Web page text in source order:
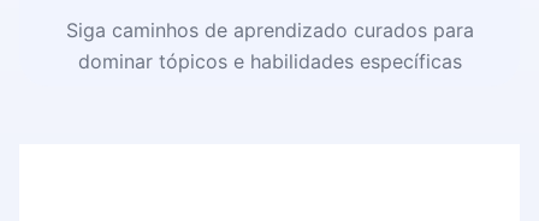
Siga caminhos de aprendizado curados para
dominar tópicos e habilidades específicas